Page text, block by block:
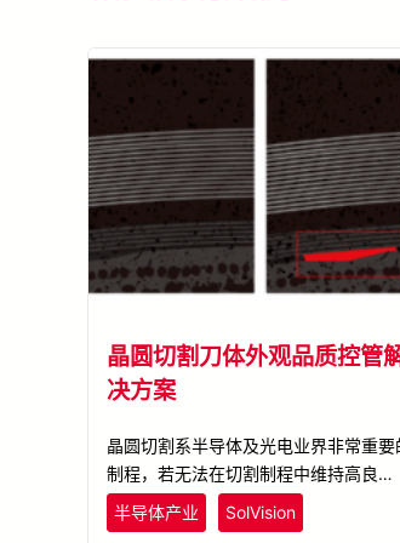
晶圆切割刀体外观品质控管
决方案
晶圆切割系半导体及光电业界非常重要
制程，若无法在切割制程中维持高良率
高效率并保有芯片特性，将大幅影响整
产能。晶圆切割刀的质量控管主要透过
半导体产业 SolVision